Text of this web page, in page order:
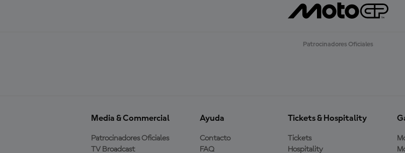
Patrocinadores Oficiales
Media & Commercial
Patrocinadores Oficiales
TV Broadcast
Ayuda
Contacto
FAQ
Tickets & Hospitality
Tickets
Hospitality